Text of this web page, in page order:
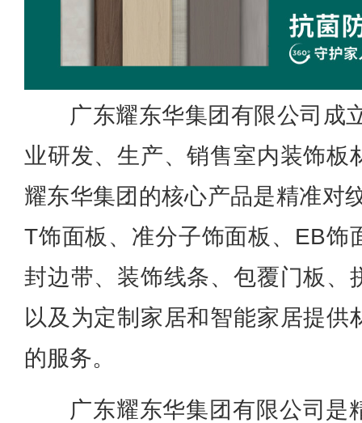
广东耀东华集团有限公司成
业研发、生产、销售室内装饰板
耀东华集团的核心产品是精准对
T饰面板、准分子饰面板、EB饰
封边带、装饰线条、包覆门板、
以及为定制家居和智能家居提供
的服务。
广东耀东华集团有限公司是